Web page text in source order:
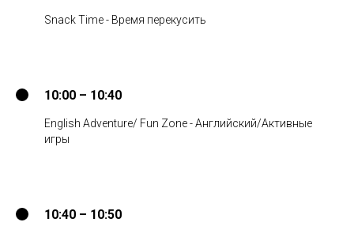
Snack Time - Время перекусить
10:00 – 10:40
English Adventure/ Fun Zone - Английский/Активные
игры
10:40 – 10:50